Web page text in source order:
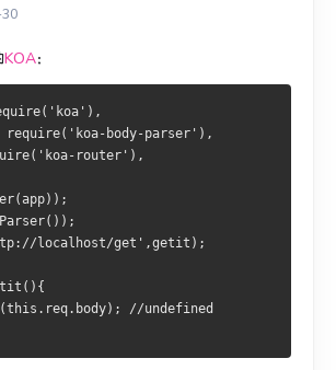
KOA：
require('koa-body-parser'),
router'),
localhost/get',getit);
//undefined